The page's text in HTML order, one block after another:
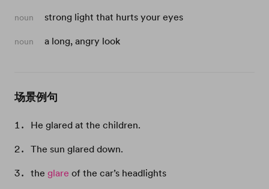
noun strong light that hurts your eyes
noun a long, angry look
场景例句
He glared at the children.
The sun glared down.
the glare of the car’s headlights